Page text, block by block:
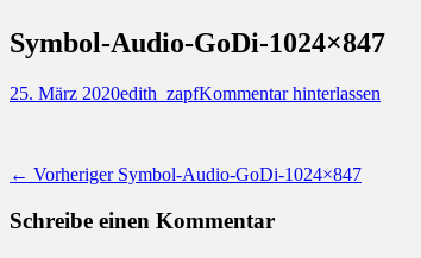
Symbol-Audio-GoDi-1024×847
Posted
25. März 2020Autor
edith_zapfKommentar hinterlassen
Beitragsnavigation
← Vorheriger Vorheriger
Symbol-Audio-GoDi-1024×847
Schreibe einen Kommentar